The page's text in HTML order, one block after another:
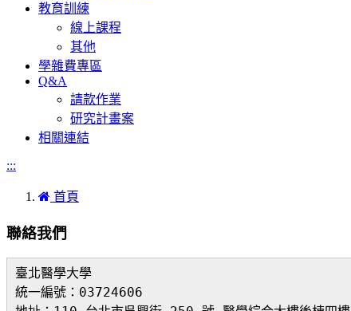
教育訓練
線上課程
其他
學雜費專區
Q&A
請款作業
研究計畫案
相關連結
:::
首頁
聯絡我們
臺北醫學大學
統一編號：03724606